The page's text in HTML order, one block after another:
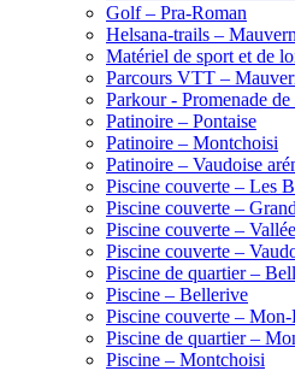
Golf – Pra-Roman
Helsana-trails –
Matériel de sport et de
Parcours VTT –
Parkour - Promenade
Patinoire – Pontaise
Patinoire – Montchoisi
Patinoire – Vaudoise
Piscine couverte – Les
Piscine couverte –
Piscine couverte –
Piscine couverte –
Piscine de quartier –
Piscine – Bellerive
Piscine couverte – Mon-
Piscine de quartier –
Piscine – Montchoisi